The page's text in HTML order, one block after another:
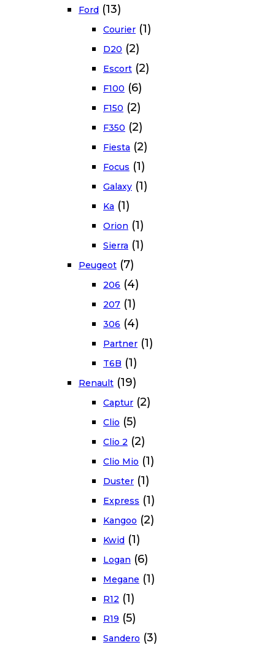
Ford (13)
Courier (1)
D20 (2)
Escort (2)
F100 (6)
F150 (2)
F350 (2)
Fiesta (2)
Focus (1)
Galaxy (1)
Ka (1)
Orion (1)
Sierra (1)
Peugeot (7)
206 (4)
207 (1)
306 (4)
Partner (1)
T6B (1)
Renault (19)
Captur (2)
Clio (5)
Clio 2 (2)
Clio Mio (1)
Duster (1)
Express (1)
Kangoo (2)
Kwid (1)
Logan (6)
Megane (1)
R12 (1)
R19 (5)
Sandero (3)